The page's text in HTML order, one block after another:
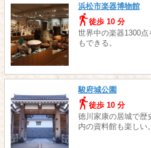
浜松市楽器博物館
徒歩 10 分
世界中の楽器1300
もできる。
駿府城公園
徒歩 10 分
徳川家康の居城で歴
内の資料館も楽しい。